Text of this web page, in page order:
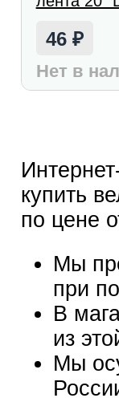
46 ₽
Нет в
купить
по цене
Мы
при
В
из
Мы